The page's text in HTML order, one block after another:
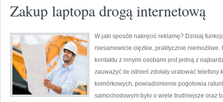
Zakup laptopa drogą internetową
W jaki sposób nakręcić reklamę? Dzisiaj
niesamowicie ciężkie, praktycznie
kontaktu z innymi osobami jest jedną z
zauważyć ile istnień zdołały uratować
komórkowych, powiadomienie pogotowia
samochodowym było o wiele trudniejsze oraz